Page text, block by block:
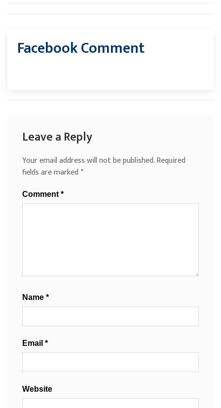
Facebook Comment
Leave a Reply
Your email address will not be published.Required
fields are marked*
Comment *
Name *
Email *
Website